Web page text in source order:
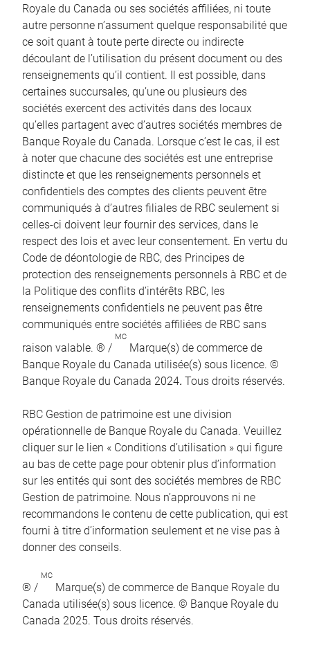
Royale du Canada ou ses sociétés affiliées, ni toute
autre personne n’assument quelque responsabilité que
ce soit quant à toute perte directe ou indirecte
découlant de l’utilisation du présent document ou des
renseignements qu’il contient. Il est possible, dans
certaines succursales, qu’une ou plusieurs des
sociétés exercent des activités dans des locaux
qu’elles partagent avec d’autres sociétés membres de
Banque Royale du Canada. Lorsque c’est le cas, il est
à noter que chacune des sociétés est une entreprise
distincte et que les renseignements personnels et
confidentiels des comptes des clients peuvent être
communiqués à d’autres filiales de RBC seulement si
celles-ci doivent leur fournir des services, dans le
respect des lois et avec leur consentement. En vertu du
Code de déontologie de RBC, des Principes de
protection des renseignements personnels à RBC et de
la Politique des conflits d’intérêts RBC, les
renseignements confidentiels ne peuvent pas être
communiqués entre sociétés affiliées de RBC sans
raison valable. ® /
MC
Marque(s) de commerce de
Banque Royale du Canada utilisée(s) sous licence. ©
Banque Royale du Canada 2024. Tous droits réservés.
RBC Gestion de patrimoine est une division
opérationnelle de Banque Royale du Canada. Veuillez
cliquer sur le lien « Conditions d’utilisation » qui figure
au bas de cette page pour obtenir plus d’information
sur les entités qui sont des sociétés membres de RBC
Gestion de patrimoine. Nous n’approuvons ni ne
recommandons le contenu de cette publication, qui est
fourni à titre d’information seulement et ne vise pas à
donner des conseils.
® /
MC
Marque(s) de commerce de Banque Royale du
Canada utilisée(s) sous licence. © Banque Royale du
Canada 2025. Tous droits réservés.